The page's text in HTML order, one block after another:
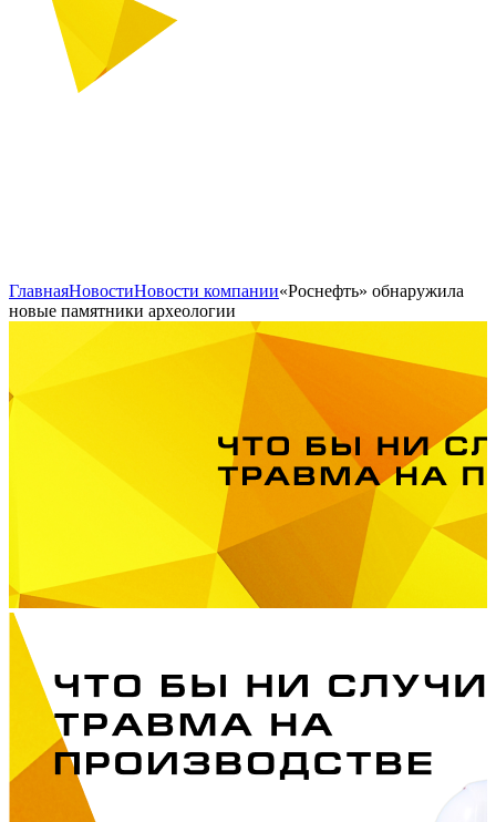
ГлавнаяНовостиНовости компании«Роснефть» обнаружила
новые памятники археологии